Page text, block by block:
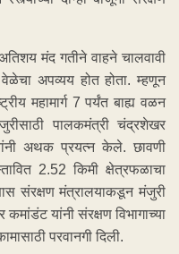
मंद गतीने वाहने चालवावी
अपव्यय होत होता. म्हणून
महामार्ग 7 पर्यंत बाह्य वळन
पालकमंत्री चंद्रशेखर
अथक प्रयत्न केले. छावणी
2.52 किमी क्षेत्रफळाचा
संरक्षण मंत्रालयाकडून मंजुरी
यांनी संरक्षण विभागाच्या
परवानगी दिली.